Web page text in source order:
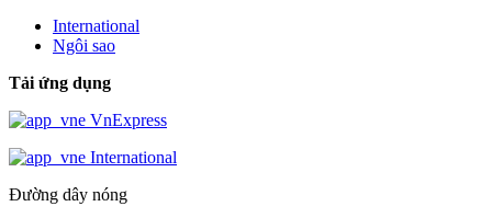
International
Ngôi sao
Tải ứng dụng
VnExpress
International
Đường dây nóng